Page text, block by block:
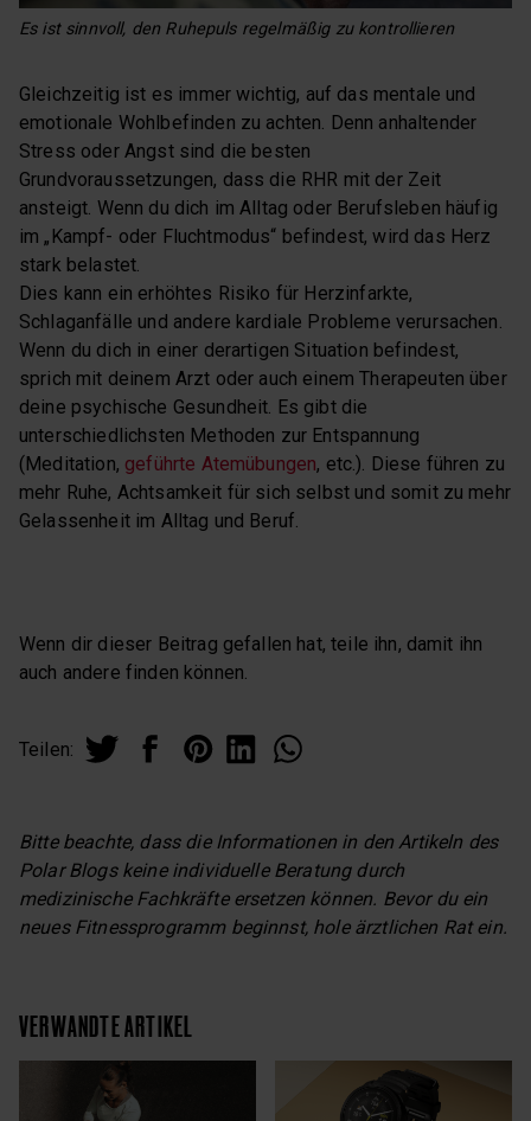
Es ist sinnvoll, den Ruhepuls regelmäßig zu kontrollieren
Gleichzeitig ist es immer wichtig, auf das mentale und
emotionale Wohlbefinden zu achten. Denn anhaltender
Stress oder Angst sind die besten
Grundvoraussetzungen, dass die RHR mit der Zeit
ansteigt. Wenn du dich im Alltag oder Berufsleben häufig
im „Kampf- oder Fluchtmodus“ befindest, wird das Herz
stark belastet.
Dies kann ein erhöhtes Risiko für Herzinfarkte,
Schlaganfälle und andere kardiale Probleme verursachen.
Wenn du dich in einer derartigen Situation befindest,
sprich mit deinem Arzt oder auch einem Therapeuten über
deine psychische Gesundheit. Es gibt die
unterschiedlichsten Methoden zur Entspannung
(Meditation, geführte Atemübungen, etc.). Diese führen zu
mehr Ruhe, Achtsamkeit für sich selbst und somit zu mehr
Gelassenheit im Alltag und Beruf.
Wenn dir dieser Beitrag gefallen hat, teile ihn, damit ihn
auch andere finden können.
Teilen:
Bitte beachte, dass die Informationen in den Artikeln des
Polar Blogs keine individuelle Beratung durch
medizinische Fachkräfte ersetzen können. Bevor du ein
neues Fitnessprogramm beginnst, hole ärztlichen Rat ein.
VERWANDTE ARTIKEL